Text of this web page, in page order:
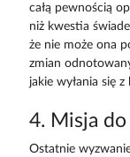
całą pewnością
niż kwestia
że nie może ona
zmian
jakie wyłania się z
4. Misja
Ostatnie